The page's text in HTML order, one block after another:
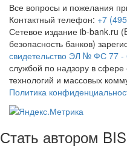
Все вопросы и пожелания
Контактный телефон: +7
Сетевое издание ib-bank.ru
безопасность банков)
свидетельство ЭЛ № ФС 77 -
службой по надзору в
технологий и массовых
Политика
Стать автором